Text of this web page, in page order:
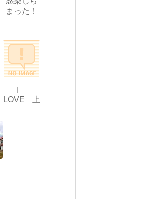
まった！
LOVE 上